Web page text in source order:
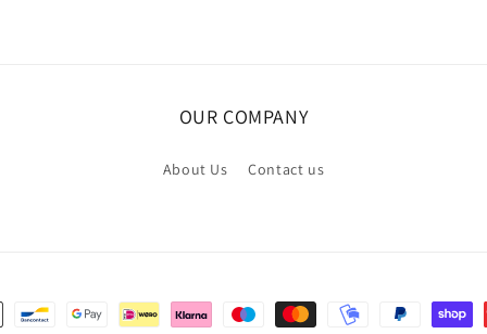
OUR COMPANY
About Us Contact us